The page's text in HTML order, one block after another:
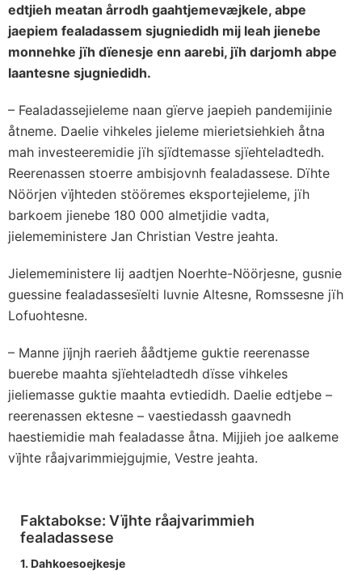
edtjieh meatan årrodh gaahtjemevæjkele, abpe
jaepiem fealadassem sjugniedidh mij leah jienebe
monnehke jïh dïenesje enn aarebi, jïh darjomh abpe
laantesne sjugniedidh.
– Fealadassejieleme naan gïerve jaepieh pandemijinie
åtneme. Daelie vihkeles jieleme mierietsiehkieh åtna
mah investeeremidie jïh sjïdtemasse sjïehteladtedh.
Reerenassen stoerre ambisjovnh fealadassese. Dïhte
Nöörjen vïjhteden stööremes eksportejieleme, jïh
barkoem jienebe 180 000 almetjidie vadta,
jielemeministere Jan Christian Vestre jeahta.
Jielemeministere lij aadtjen Noerhte-Nöörjesne, gusnie
guessine fealadassesïelti luvnie Altesne, Romssesne jïh
Lofuohtesne.
– Manne jïjnjh raerieh åådtjeme guktie reerenasse
buerebe maahta sjïehteladtedh dïsse vihkeles
jieliemasse guktie maahta evtiedidh. Daelie edtjebe –
reerenassen ektesne – vaestiedassh gaavnedh
haestiemidie mah fealadasse åtna. Mijjieh joe aalkeme
vïjhte råajvarimmiejgujmie, Vestre jeahta.
Faktabokse: Vïjhte råajvarimmieh
fealadassese
1. Dahkoesoejkesje